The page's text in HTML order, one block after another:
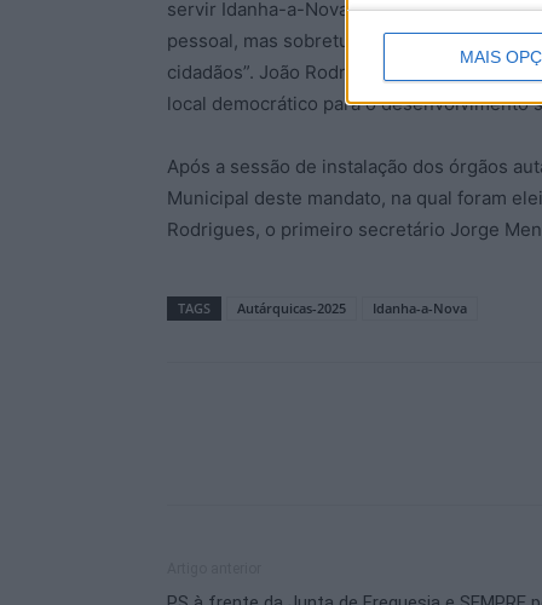
MAIS
servir Idanha-a-Nova e os Idanhenses”,
pessoal, mas sobretudo uma
cidadãos”. João Rodrigues sublinhou que
local democrático para o desenvolvimento
Após a sessão de instalação dos órgãos
Municipal deste mandato, na qual foram
Rodrigues, o primeiro secretário Jorge
TAGS Autárquicas-2025 Idanha-a-Nova